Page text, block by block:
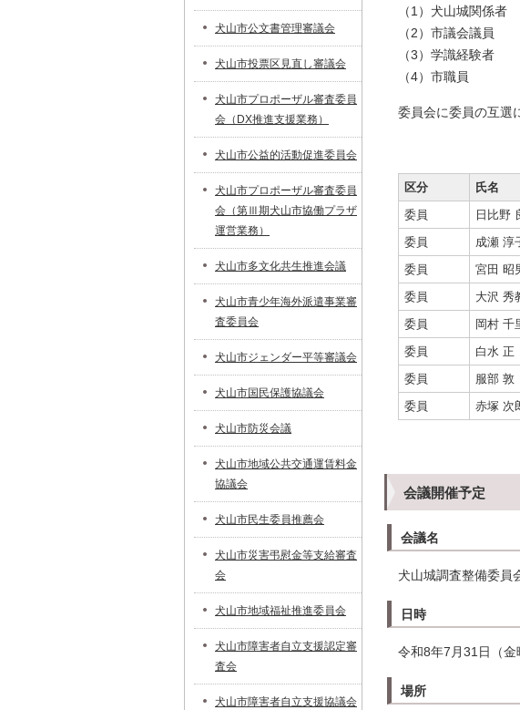
（1）犬山城関係者
（2）市議会議員
（3）学識経験者
（4）市職員
委員会に委員の互選
区分 氏名
委員
日比野
委員
成瀬 淳
委員
宮田 昭
委員
大沢 秀
委員
岡村 千
委員
白水 正
委員
服部 敦
委員
赤塚 次
会議開催予定
会議名
犬山城調査整備委員
日時
令和8年7月31日（
場所
犬山市公文書管理審議会
犬山市投票区見直し審議会
犬山市プロポーザル審査委員
会（DX推進支援業務）
犬山市公益的活動促進委員会
犬山市プロポーザル審査委員
会（第Ⅲ期犬山市協働プラザ
運営業務）
犬山市多文化共生推進会議
犬山市青少年海外派遣事業審
査委員会
犬山市ジェンダー平等審議会
犬山市国民保護協議会
犬山市防災会議
犬山市地域公共交通運賃料金
協議会
犬山市民生委員推薦会
犬山市災害弔慰金等支給審査
会
犬山市地域福祉推進委員会
犬山市障害者自立支援認定審
査会
犬山市障害者自立支援協議会